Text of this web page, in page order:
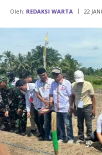
Oleh: REDAKSI WARTA 22